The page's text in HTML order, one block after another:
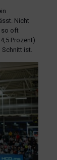
Nicht
so oft
Prozent)
ist.